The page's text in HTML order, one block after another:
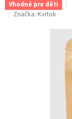
Vhodné pro děti
Značka: Kvitok